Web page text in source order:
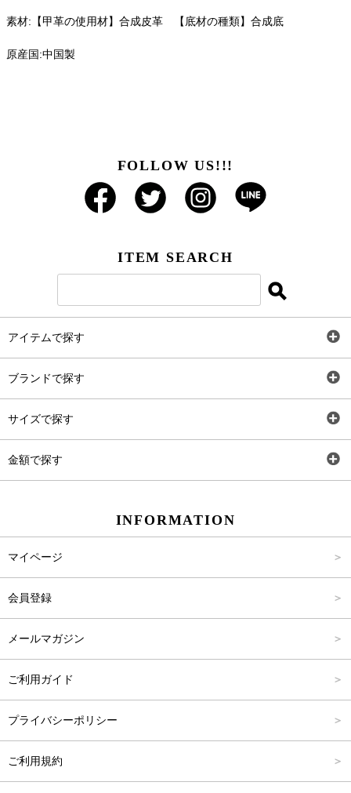
素材:【甲革の使用材】合成皮革 【底材の種類】合成底
原産国:中国製
FOLLOW US!!!
ITEM SEARCH
アイテムで探す
ブランドで探す
サイズで探す
金額で探す
INFORMATION
マイページ
会員登録
メールマガジン
ご利用ガイド
プライバシーポリシー
ご利用規約